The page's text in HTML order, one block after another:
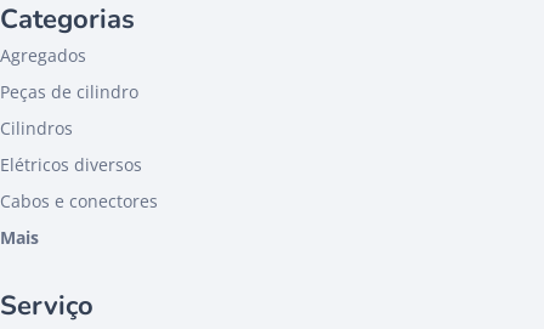
Categorias
Agregados
Peças de cilindro
Cilindros
Elétricos diversos
Cabos e conectores
Mais
Serviço